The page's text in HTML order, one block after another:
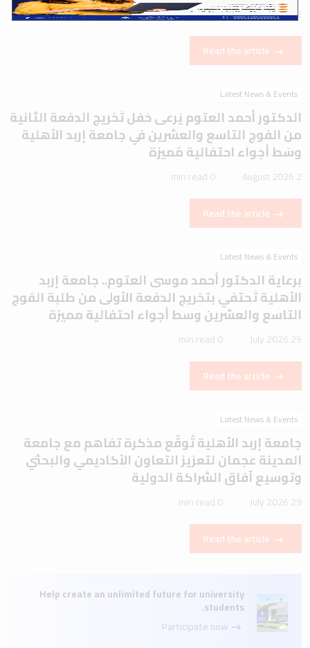
2 August 2026
1 min read
Read the article
Latest News & Events
الدكتور أحمد العتوم يَرعى حَفل تَخريج الدفعة الثانية
من الفوج التاسع والعشرين في جامعة إربد الأهلية
وسَط أجواء احتفالية مُميزة
2 August 2026
0 min read
Read the article
Latest News & Events
برعاية الدكتور أحمد موسى العتوم.. جامعة إربد
الأهلية تَحتفي بتخريج الدفعة الأولى من طلبة الفوج
التاسع والعشرين وسط أجواء احتفالية مميزة
29 July 2026
0 min read
Read the article
Latest News & Events
جامعة إربد الأهلية تُوقّع مذكرة تفاهم مع جامعة
المدينة عجمان لتعزيز التعاون الأكاديمي والبحثي
وتوسيع آفاق الشراكة الدولية
29 July 2026
0 min read
Read the article
Help create an unlimited future for university
students.
Participate now